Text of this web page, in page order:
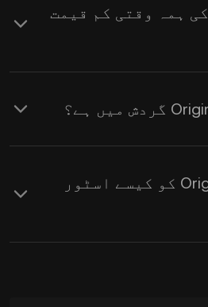
حاصل کرنے کے
OriginTrail ( TRAC ) کی ہمہ وقتی کم قیمت
میں OriginTrail ( TRAC ) کو کیسے اسٹور